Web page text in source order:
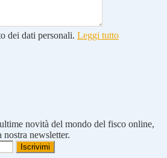
dei dati personali. Leggi tutto
novità del mondo del fisco online,
newsletter.